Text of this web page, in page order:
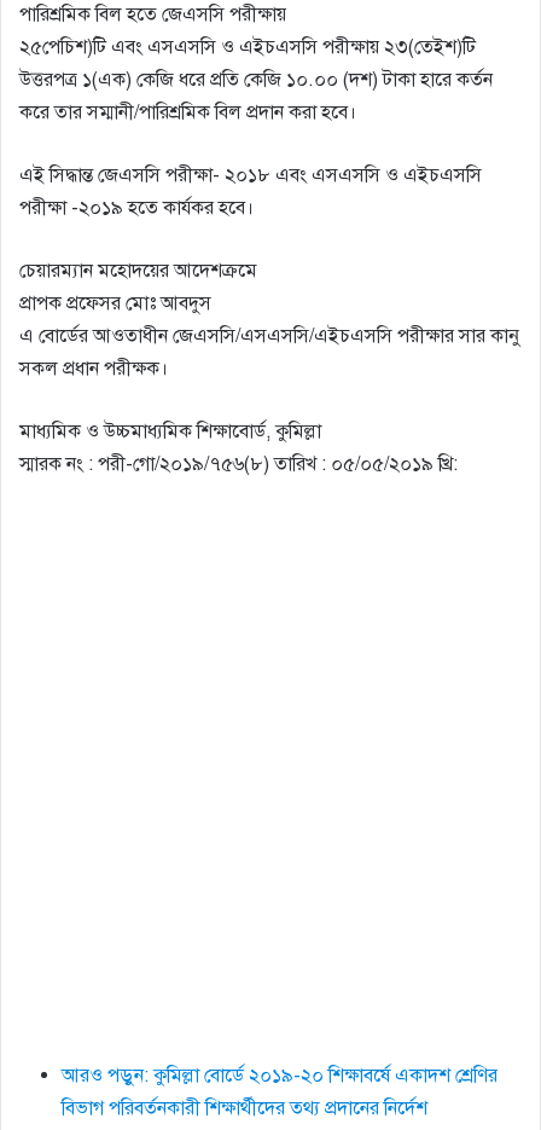
পারিশ্রমিক বিল হতে জেএসসি পরীক্ষায়
২৫পেচিশ)টি এবং এসএসসি ও এইচএসসি পরীক্ষায় ২৩(তেইশ)টি
উত্তরপত্র ১(এক) কেজি ধরে প্রতি কেজি ১০.০০ (দশ) টাকা হারে কর্তন
করে তার সম্মানী/পারিশ্রমিক বিল প্রদান করা হবে।
এই সিদ্ধান্ত জেএসসি পরীক্ষা- ২০১৮ এবং এসএসসি ও এইচএসসি
পরীক্ষা -২০১৯ হতে কার্যকর হবে।
চেয়ারম্যান মহোদয়ের আদেশক্রমে
প্রাপক প্রফেসর মোঃ আবদুস
এ বোর্ডের আওতাধীন জেএসসি/এসএসসি/এইচএসসি পরীক্ষার সার কানু
সকল প্রধান পরীক্ষক।
মাধ্যমিক ও উচ্চমাধ্যমিক শিক্ষাবোর্ড, কুমিল্লা
স্মারক নং : পরী-গো/২০১৯/৭৫৬(৮) তারিখ : ০৫/০৫/২০১৯ খ্রি:
আরও পড়ুন: কুমিল্লা বোর্ডে ২০১৯-২০ শিক্ষাবর্ষে একাদশ শ্রেণির
বিভাগ পরিবর্তনকারী শিক্ষার্থীদের তথ্য প্রদানের নির্দেশ